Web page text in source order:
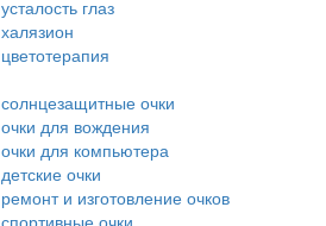
усталость глаз
халязион
цветотерапия
солнцезащитные очки
очки для вождения
очки для компьютера
детские очки
ремонт и изготовление очков